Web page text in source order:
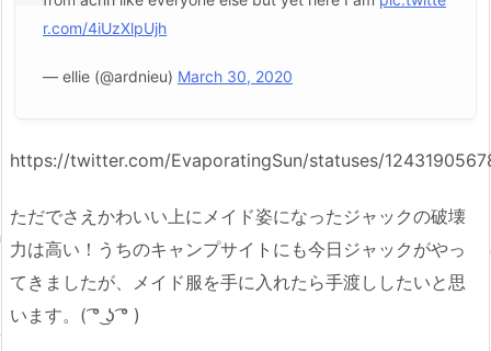
r.com/4iUzXlpUjh
— ellie (@ardnieu) March 30, 2020
https://twitter.com/EvaporatingSun/statuses/
ただでさえかわいい上にメイド姿になったジャックの破壊
力は高い！うちのキャンプサイトにも今日ジャックがやっ
てきましたが、メイド服を手に入れたら手渡ししたいと思
います。( ͡° ͜ʖ ͡° )